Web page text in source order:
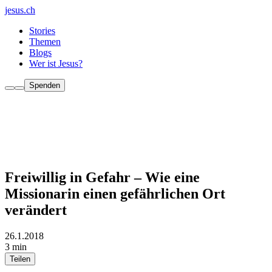
jesus.ch
Stories
Themen
Blogs
Wer ist Jesus?
Spenden
Freiwillig in Gefahr – Wie eine
Missionarin einen gefährlichen Ort
verändert
26.1.2018
3 min
Teilen